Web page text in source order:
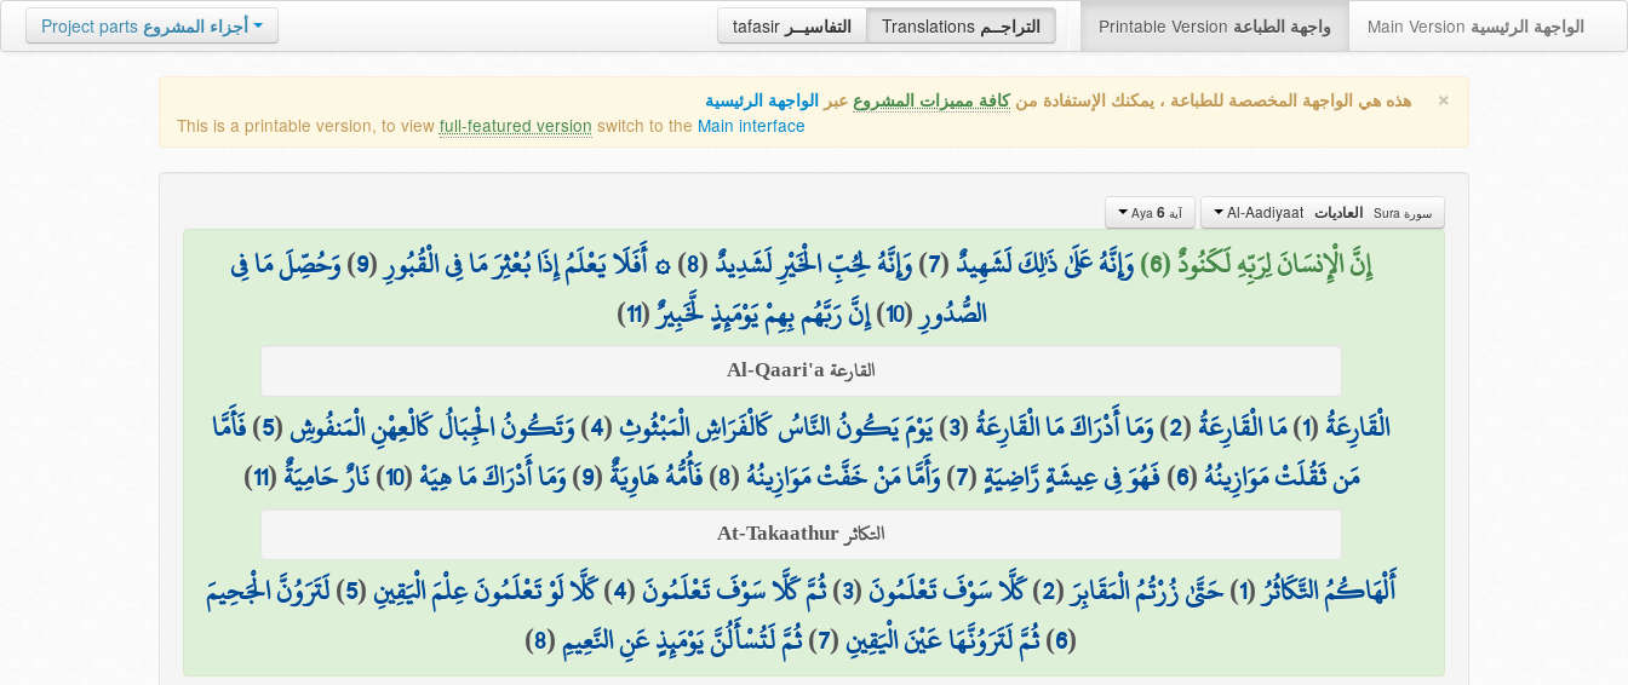
tafasir التفاسيــر Translations التراجــم Printable Version واجهة الطباعة Main Version الواجهة الرئيسية Project parts أجزاء المشروع
× هذه هي الواجهة المخصصة للطباعة ، يمكنك الإستفادة منكافة مميزات المشروع عبر الواجهة الرئيسية
This is a printable version, to view full-featured version switch to the Main interface
سورة Sura العاديات آية Aya 6
إِنَّ الْإِنسَانَ لِرَبِّهِ لَكَنُودٌ (6) وَإِنَّهُ عَلَىٰ ذَٰلِكَ لَشَهِيدٌ(
7
)وَإِنَّهُ لِحُبِّ الْخَيْرِ لَشَدِيدٌ(
8
)۞ أَفَلَا يَعْلَمُ إِذَا بُعْثِرَ مَا فِي الْقُبُورِ(
9
)وَحُصِّلَ مَا فِي
الصُّدُورِ(
10
)إِنَّ رَبَّهُم بِهِمْ يَوْمَئِذٍ لَّخَبِيرٌ(
11
)
القارعة Al-Qaari'a
الْقَارِعَةُ(
1
)مَا الْقَارِعَةُ(
2
)وَمَا أَدْرَاكَ مَا الْقَارِعَةُ(
3
)يَوْمَ يَكُونُ النَّاسُ كَالْفَرَاشِ الْمَبْثُوثِ(
4
)وَتَكُونُ الْجِبَالُ كَالْعِهْنِ الْمَنفُوشِ(
5
)فَأَمَّا
مَن ثَقُلَتْ مَوَازِينُهُ(
6
)فَهُوَ فِي عِيشَةٍ رَّاضِيَةٍ(
7
)وَأَمَّا مَنْ خَفَّتْ مَوَازِينُهُ(
8
)فَأُمُّهُ هَاوِيَةٌ(
9
)وَمَا أَدْرَاكَ مَا هِيَهْ(
10
)نَارٌ حَامِيَةٌ(
11
)
التكاثر At-Takaathur
أَلْهَاكُمُ التَّكَاثُرُ(
1
)حَتَّىٰ زُرْتُمُ الْمَقَابِرَ(
2
)كَلَّا سَوْفَ تَعْلَمُونَ(
3
)ثُمَّ كَلَّا سَوْفَ تَعْلَمُونَ(
4
)كَلَّا لَوْ تَعْلَمُونَ عِلْمَ الْيَقِينِ(
5
)لَتَرَوُنَّ الْجَحِيمَ
(
6
)ثُمَّ لَتَرَوُنَّهَا عَيْنَ الْيَقِينِ(
7
)ثُمَّ لَتُسْأَلُنَّ يَوْمَئِذٍ عَنِ النَّعِيمِ(
8
)